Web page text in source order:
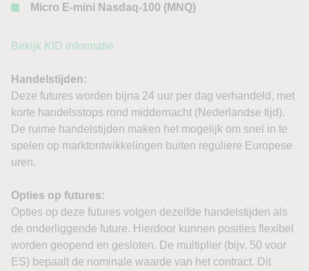
Micro E-mini Nasdaq-100 (MNQ)
Bekijk KID informatie
Handelstijden:
Deze futures worden bijna 24 uur per dag verhandeld, met
korte handelsstops rond middernacht (Nederlandse tijd).
De ruime handelstijden maken het mogelijk om snel in te
spelen op marktontwikkelingen buiten reguliere Europese
uren.
Opties op futures:
Opties op deze futures volgen dezelfde handelstijden als
de onderliggende future. Hierdoor kunnen posities flexibel
worden geopend en gesloten. De multiplier (bijv. 50 voor
ES) bepaalt de nominale waarde van het contract. Dit